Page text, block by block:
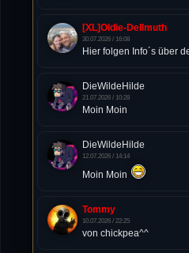
[XL]Oldie-Dellmuth
30.07.2026 / 16:08
Hier folgen Info´s über
DieWildeHilde
21.07.2026 / 10:28
Moin Moin
DieWildeHilde
12.07.2026 / 14:14
Moin Moin
Tommy
10.07.2026 / 22:25
von chickpea^^